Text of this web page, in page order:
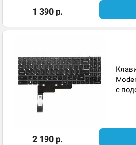
1 390 р.
с
2 190 р.